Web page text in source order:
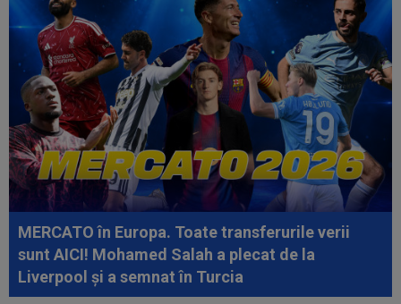
23:08 EXCLUSIV
Victor Pițurcă, despre Marius
Baciu: ”Cu asta, basta. Ar trebui să spun niște...
23:07 EXCLUSIV
Gigi Becali: ”Am vândut un jucător
pe 3.000.000 €”
23:01 FOTO
”Masacru!”. Cea mai dură reacție,
după ce CFR a fost umilită de Tromso
22:42
Ștefan Baiaram a făcut anunțul, după KuPS -
Universitatea Craiova: ”Cu...
MERCATO în Europa. Toate transferurile verii
sunt AICI! Mohamed Salah a plecat de la
Liverpool și a semnat în Turcia